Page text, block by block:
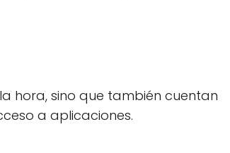
hora, sino que también cuentan
a aplicaciones.